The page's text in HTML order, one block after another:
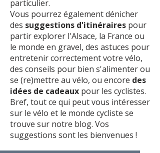
particulier.
Vous pourrez également dénicher
des suggestions d'itinéraires pour
partir explorer l'Alsace, la France ou
le monde en gravel, des astuces pour
entretenir correctement votre vélo,
des conseils pour bien s'alimenter ou
se (re)mettre au vélo, ou encore des
idées de cadeaux pour les cyclistes.
Bref, tout ce qui peut vous intéresser
sur le vélo et le monde cycliste se
trouve sur notre blog. Vos
suggestions sont les bienvenues !